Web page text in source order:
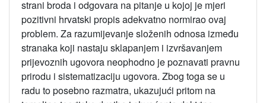
strani broda i odgovara na pitanje u kojoj je mjeri
pozitivni hrvatski propis adekvatno normirao ovaj
problem. Za razumijevanje složenih odnosa između
stranaka koji nastaju sklapanjem i izvršavanjem
prijevoznih ugovora neophodno je poznavati pravnu
prirodu i sistematizaciju ugovora. Zbog toga se u
radu to posebno razmatra, ukazujući pritom na